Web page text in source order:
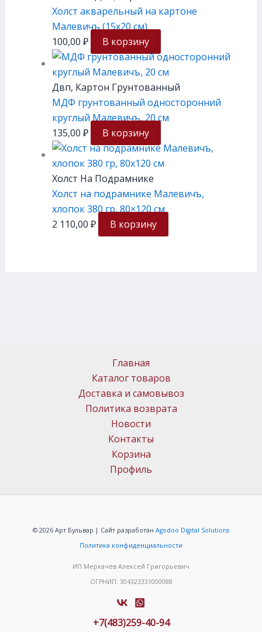
Холст акварельный на картоне
Малевичъ (15х20 см)
100,00 ₽ В корзину
Двп, Картон Грунтованный
МДФ грунтованный односторонний
круглый Малевичъ, 20 см
135,00 ₽ В корзину
Холст На Подрамнике
Холст на подрамнике Малевичъ,
хлопок 380 гр, 80×120 см
2 110,00 ₽ В корзину
Главная
Каталог товаров
Доставка и самовывоз
Политика возврата
Новости
Контакты
Корзина
Профиль
© 2026 Арт Бульвар | Сайт разработан Agodoo Digital Solutions
Политика конфиденциальности
ИП Меркачёв Алексей Григорьевич
ОГРНИП: 304323331000088
+7(483)259-40-94